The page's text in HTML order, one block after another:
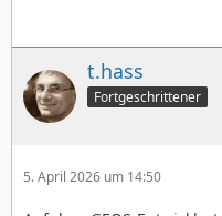
t.hass
Fortgeschrittener
5. April 2026 um 14:50